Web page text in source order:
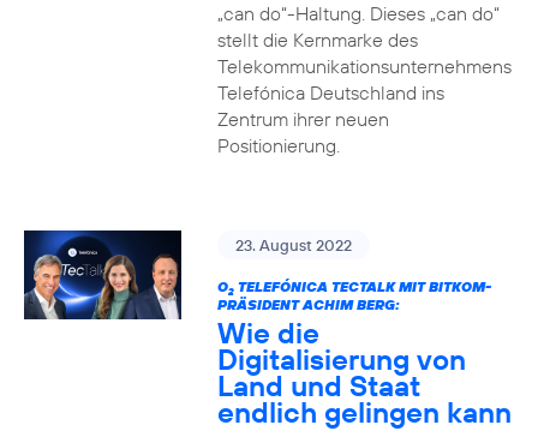
„can do“-Haltung. Dieses „can do“
stellt die Kernmarke des
Telekommunikationsunternehmens
Telefónica Deutschland ins
Zentrum ihrer neuen
Positionierung.
23. August 2022
O2TELEFÓNICA TECTALK MIT BITKOM-
PRÄSIDENT ACHIM BERG:
Wie die
Digitalisierung von
Land und Staat
endlich gelingen kann